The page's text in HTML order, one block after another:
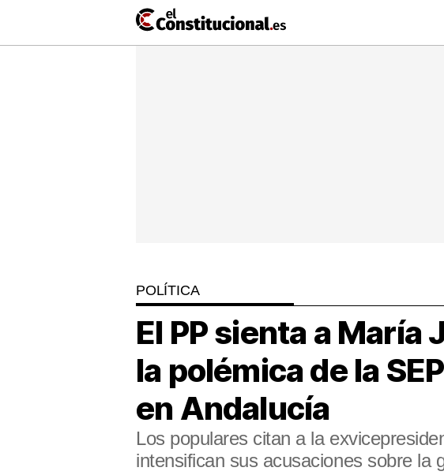
POLÍTICA
El PP sienta a María
la polémica de la
en Andalucía
Los populares citan a la
intensifican sus acusaciones sobre la